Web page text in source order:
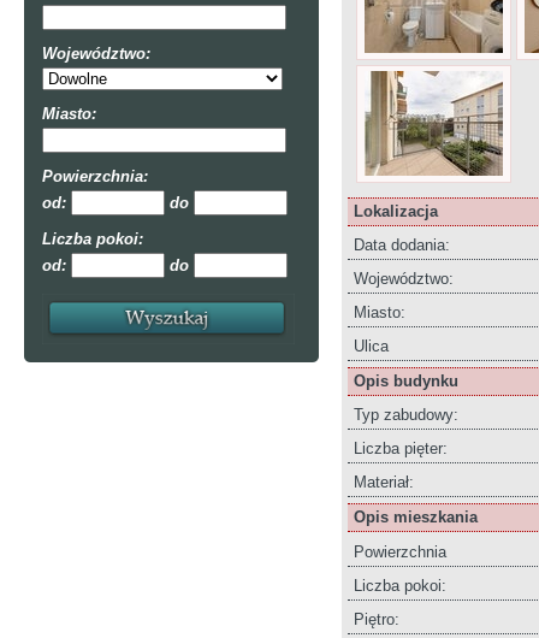
Województwo:
Miasto:
Powierzchnia:
od:
do
Liczba pokoi:
od:
do
Lokalizacja
Data dodania:
Województwo:
Miasto:
Ulica
Opis budynku
Typ zabudowy:
Liczba pięter:
Materiał:
Opis mieszkania
Powierzchnia
Liczba pokoi:
Piętro: